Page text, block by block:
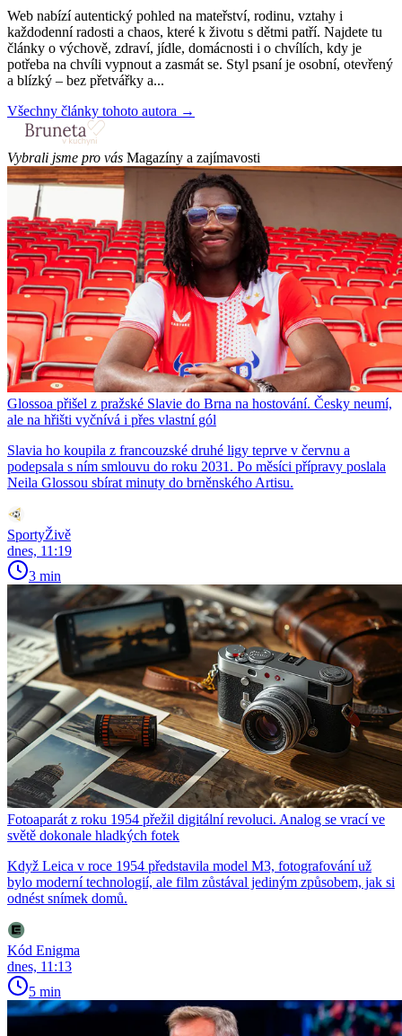
Web nabízí autentický pohled na mateřství, rodinu, vztahy i
každodenní radosti a chaos, které k životu s dětmi patří. Najdete tu
články o výchově, zdraví, jídle, domácnosti i o chvílích, kdy je
potřeba na chvíli vypnout a zasmát se. Styl psaní je osobní, otevřený
a blízký – bez přetvářky a...
Všechny články tohoto autora →
Vybrali jsme pro vás Magazíny a zajímavosti
Glossoa přišel z pražské Slavie do Brna na hostování. Česky neumí,
ale na hřišti vyčnívá i přes vlastní gól
Slavia ho koupila z francouzské druhé ligy teprve v červnu a
podepsala s ním smlouvu do roku 2031. Po měsíci přípravy poslala
Neila Glossou sbírat minuty do brněnského Artisu.
SportyŽivě
dnes, 11:19
3 min
Fotoaparát z roku 1954 přežil digitální revoluci. Analog se vrací ve
světě dokonale hladkých fotek
Když Leica v roce 1954 představila model M3, fotografování už
bylo moderní technologií, ale film zůstával jediným způsobem, jak si
odnést snímek domů.
Kód Enigma
dnes, 11:13
5 min